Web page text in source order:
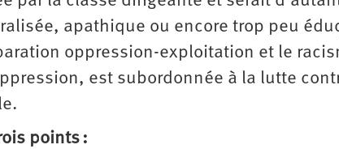
apathique ou encore trop peu
oppression-exploitation et le
est subordonnée à la lutte
points :